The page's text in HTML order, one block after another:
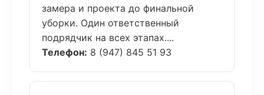
замера и проекта до финальной
уборки. Один ответственный
подрядчик на всех этапах....
Телефон: 8 (947) 845 51 93